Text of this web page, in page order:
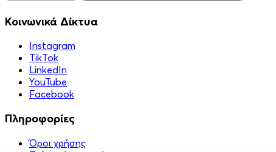
Κοινωνικά Δίκτυα
Instagram
TikTok
LinkedIn
YouTube
Facebook
Πληροφορίες
Όροι χρήσης